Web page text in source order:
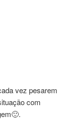
vez pesarem
com